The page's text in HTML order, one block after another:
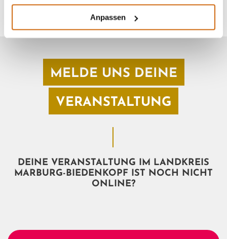
Anpassen
MELDE UNS DEINE
VERANSTALTUNG
DEINE VERANSTALTUNG IM LANDKREIS
MARBURG-BIEDENKOPF IST NOCH NICHT
ONLINE?